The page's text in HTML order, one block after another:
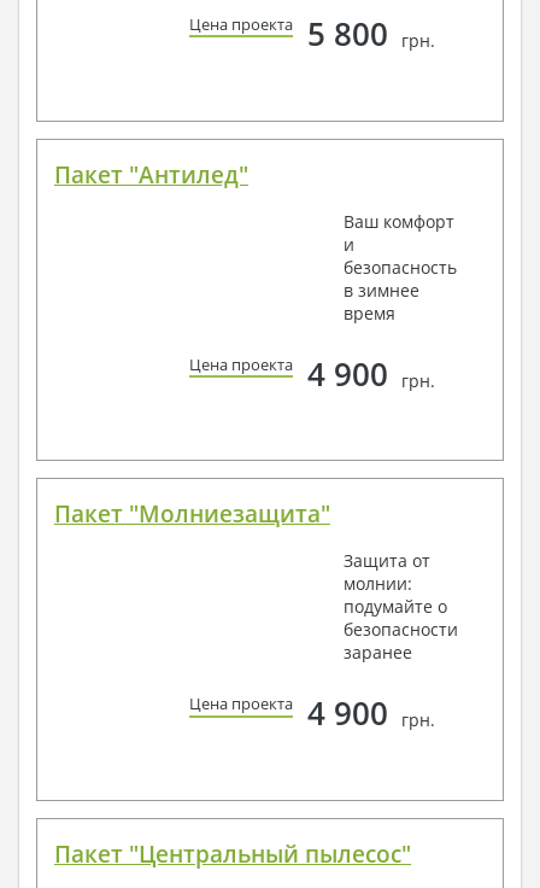
Цена проекта 5 800 грн.
Пакет "Антилед"
Ваш комфорт
и
безопасность
в зимнее
время
Цена проекта 4 900 грн.
Пакет "Молниезащита"
Защита от
молнии:
подумайте о
безопасности
заранее
Цена проекта 4 900 грн.
Пакет "Центральный пылесос"